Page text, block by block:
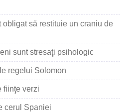
obligat să restituie un craniu de
sunt stresaţi psihologic
regelui Solomon
fiinţe verzi
cerul Spaniei